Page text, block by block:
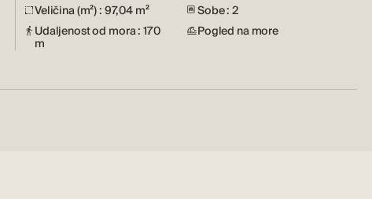
Veličina (m²) : 97,04 m²
Sobe : 2
Udaljenost od mora : 170
m
Pogled na more